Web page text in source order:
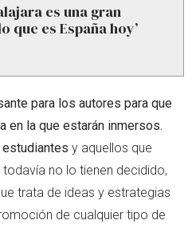
es una gran
que es España hoy’
para los autores para que
en la que estarán inmersos.
y aquellos que
no lo tienen decidido,
trata de ideas y estrategias
de cualquier tipo de